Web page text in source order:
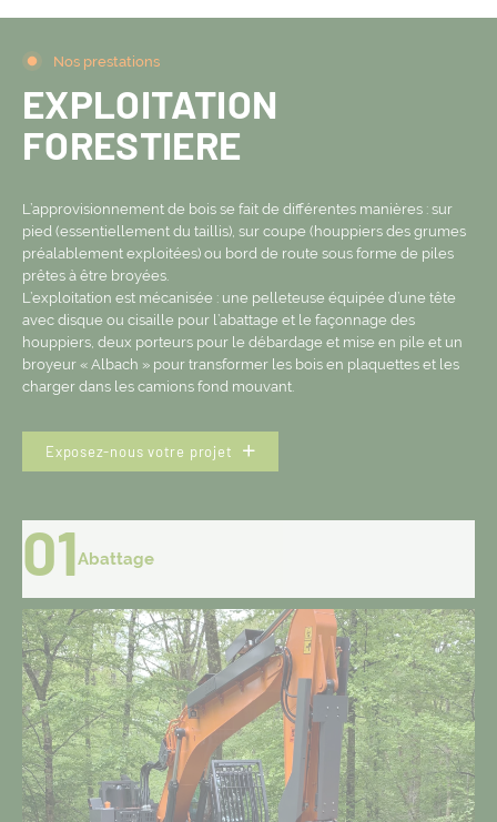
Nos prestations
EXPLOITATION
FORESTIERE
L’approvisionnement de bois se fait de différentes manières : sur
pied (essentiellement du taillis), sur coupe (houppiers des grumes
préalablement exploitées) ou bord de route sous forme de piles
prêtes à être broyées.
L’exploitation est mécanisée : une pelleteuse équipée d’une tête
avec disque ou cisaille pour l’abattage et le façonnage des
houppiers, deux porteurs pour le débardage et mise en pile et un
broyeur « Albach » pour transformer les bois en plaquettes et les
charger dans les camions fond mouvant.
Exposez-nous votre projet
01Abattage